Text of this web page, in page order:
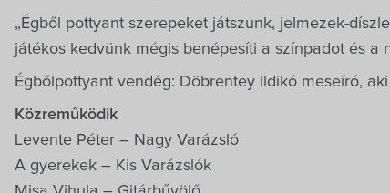
„Égből pottyant szerepeket játszunk, jelmezek-
játékos kedvünk mégis benépesíti a színpadot és a
Égbőlpottyant vendég: Döbrentey Ildikó meseíró,
Közreműködik
Levente Péter – Nagy Varázsló
A gyerekek – Kis Varázslók